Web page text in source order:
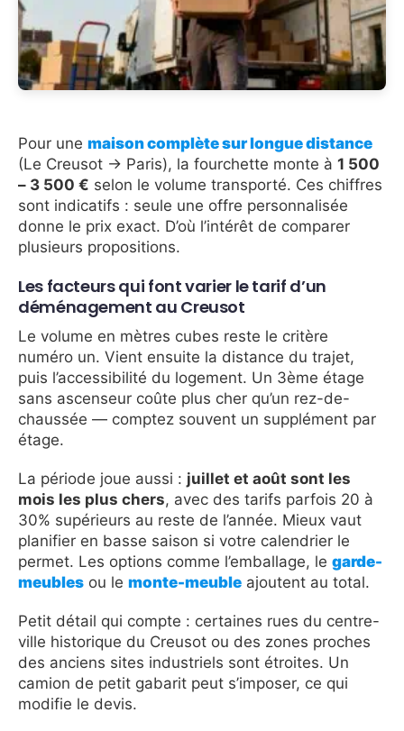
Pour une maison complète sur longue distance
(Le Creusot → Paris), la fourchette monte à 1 500
– 3 500 € selon le volume transporté. Ces chiffres
sont indicatifs : seule une offre personnalisée
donne le prix exact. D’où l’intérêt de comparer
plusieurs propositions.
Les facteurs qui font varier le tarif d’un
déménagement au Creusot
Le volume en mètres cubes reste le critère
numéro un. Vient ensuite la distance du trajet,
puis l’accessibilité du logement. Un 3ème étage
sans ascenseur coûte plus cher qu’un rez-de-
chaussée — comptez souvent un supplément par
étage.
La période joue aussi : juillet et août sont les
mois les plus chers, avec des tarifs parfois 20 à
30% supérieurs au reste de l’année. Mieux vaut
planifier en basse saison si votre calendrier le
permet. Les options comme l’emballage, le garde-
meubles ou le monte-meuble ajoutent au total.
Petit détail qui compte : certaines rues du centre-
ville historique du Creusot ou des zones proches
des anciens sites industriels sont étroites. Un
camion de petit gabarit peut s’imposer, ce qui
modifie le devis.